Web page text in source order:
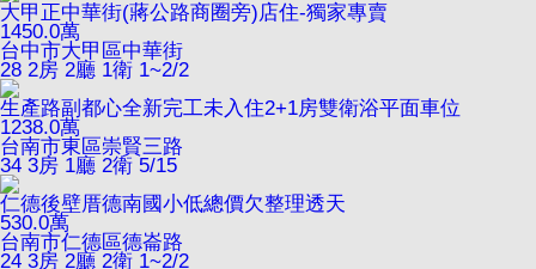
大甲正中華街(蔣公路商圈旁)店住-獨家專賣
1450.0萬
台中市大甲區中華街
28 2房 2廳 1衛 1~2/2
生產路副都心全新完工未入住2+1房雙衛浴平面車位
1238.0萬
台南市東區崇賢三路
34 3房 1廳 2衛 5/15
仁德後壁厝德南國小低總價欠整理透天
530.0萬
台南市仁德區德崙路
24 3房 2廳 2衛 1~2/2